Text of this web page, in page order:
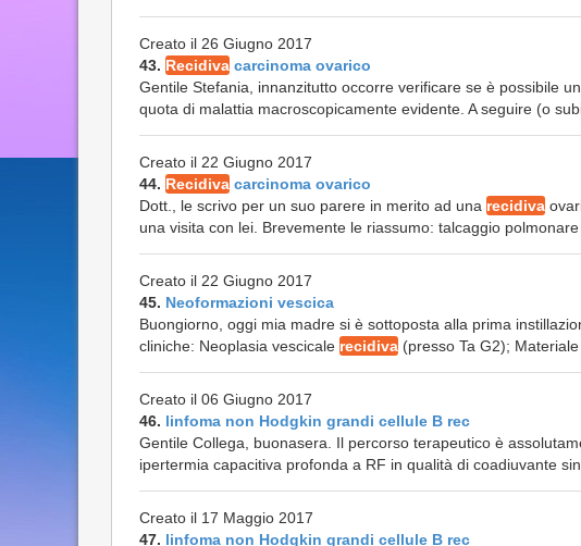
Creato il 26 Giugno 2017
43. Recidiva carcinoma ovarico
Gentile Stefania, innanzitutto occorre verificare se è possibile
quota di malattia macroscopicamente evidente. A seguire (o
Creato il 22 Giugno 2017
44. Recidiva carcinoma ovarico
Dott., le scrivo per un suo parere in merito ad una recidiva
una visita con lei. Brevemente le riassumo: talcaggio polmonare
Creato il 22 Giugno 2017
45. Neoformazioni vescica
Buongiorno, oggi mia madre si è sottoposta alla prima
cliniche: Neoplasia vescicale recidiva (presso Ta G2);
Creato il 06 Giugno 2017
46. linfoma non Hodgkin grandi cellule B rec
Gentile Collega, buonasera. Il percorso terapeutico è
ipertermia capacitiva profonda a RF in qualità di coadiuvante
Creato il 17 Maggio 2017
47. linfoma non Hodgkin grandi cellule B rec